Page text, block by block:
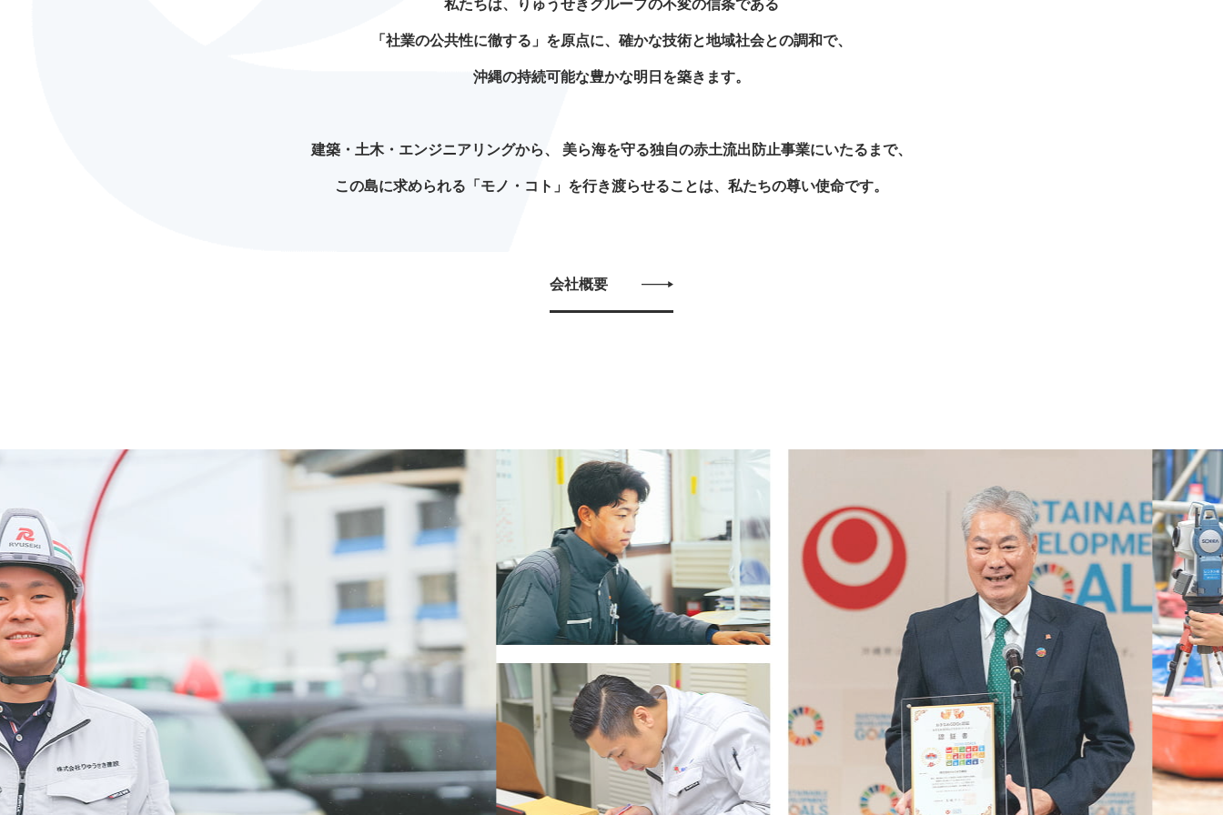
私たちは、りゅうせきグループの不変の信条である
「社業の公共性に徹する」を原点に、 確かな技術と地域社会との調和で、
沖縄の持続可能な豊かな明日を築きます。
建築・土木・エンジニアリングから、 美ら海を守る独自の赤土流出防止事業にいたるまで、
この島に求められる「モノ・コト」を行き渡らせることは、 私たちの尊い使命です。
会社概要